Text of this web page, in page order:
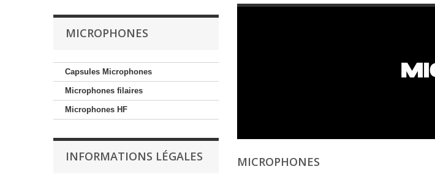
MICROPHONES
Capsules Microphones
Microphones filaires
Microphones HF
INFORMATIONS LÉGALES MICROPHONES